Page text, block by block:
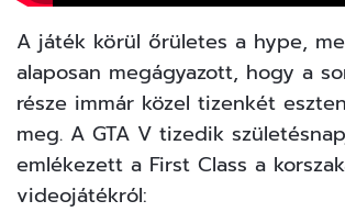
A játék körül őrületes a hype,
alaposan megágyazott, hogy a
része immár közel tizenkét
meg. A GTA V tizedik
emlékezett a First Class a
videojátékról: